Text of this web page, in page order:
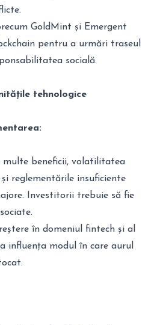
GoldMint și Emergent
pentru a urmări traseul
socială.
tehnologice
multe beneficii, volatilitatea
reglementările insuficiente
Investitorii trebuie să fie
în domeniul fintech și al
influența modul în care aurul